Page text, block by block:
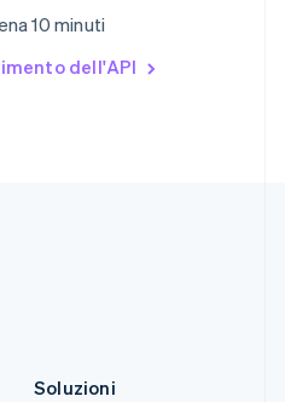
10 minuti
dell'API
Soluzioni